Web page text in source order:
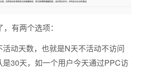
有两个选项：
动天数，也就是N天不活动不访问
30天，如一个用户今天通过PPC访